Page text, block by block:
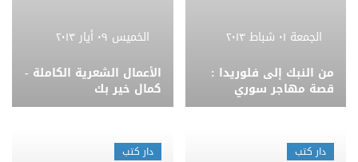
الجمعة ٠١ شباط ٢٠١٣
من النبك إلى فلوريدا :
قصة مهاجر سوري
الخميس ٠٩ أيار ٢٠١٣
الأعمال الشعرية الكاملة -
كمال خير بك
دار كتب دار كتب